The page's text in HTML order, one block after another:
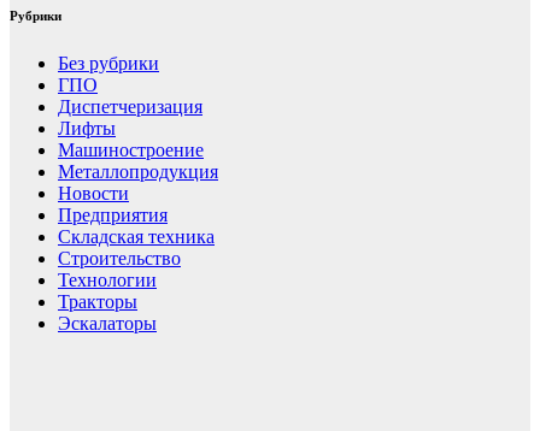
Рубрики
Без рубрики
ГПО
Диспетчеризация
Лифты
Машиностроение
Металлопродукция
Новости
Предприятия
Складская техника
Строительство
Технологии
Тракторы
Эскалаторы